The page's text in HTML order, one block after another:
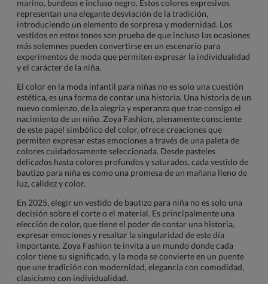
marino, burdeos e incluso negro. Estos colores expresivos
representan una elegante desviación de la tradición,
introduciendo un elemento de sorpresa y modernidad. Los
vestidos en estos tonos son prueba de que incluso las ocasiones
más solemnes pueden convertirse en un escenario para
experimentos de moda que permiten expresar la individualidad
y el carácter de la niña.
El color en la moda infantil para niñas no es solo una cuestión
estética, es una forma de contar una historia. Una historia de un
nuevo comienzo, de la alegría y esperanza que trae consigo el
nacimiento de un niño. Zoya Fashion, plenamente consciente
de este papel simbólico del color, ofrece creaciones que
permiten expresar estas emociones a través de una paleta de
colores cuidadosamente seleccionada. Desde pasteles
delicados hasta colores profundos y saturados, cada vestido de
bautizo para niña es como una promesa de un mañana lleno de
luz, calidez y color.
En 2025, elegir un vestido de bautizo para niña no es solo una
decisión sobre el corte o el material. Es principalmente una
elección de color, que tiene el poder de contar una historia,
expresar emociones y resaltar la singularidad de este día
importante. Zoya Fashion te invita a un mundo donde cada
color tiene su significado, y la moda se convierte en un puente
que une tradición con modernidad, elegancia con comodidad,
clasicismo con individualidad.